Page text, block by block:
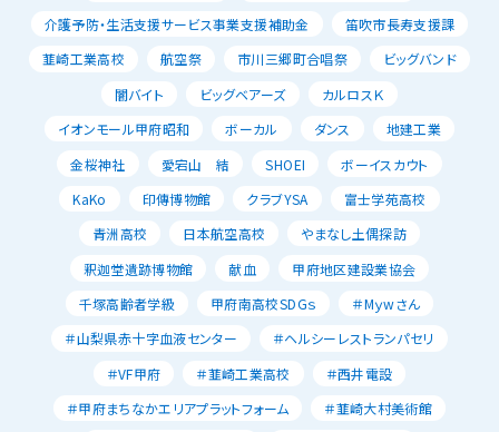
介護予防・生活支援サービス事業支援補助金
笛吹市長寿支援課
韮崎工業高校
航空祭 市川三郷町合唱祭
ビッグバンド
闇バイト
ビッグベアーズ
カルロスＫ
イオンモール甲府昭和
ボーカル ダンス
地建工業
金桜神社
愛宕山 結 SHOEI
ボーイスカウト
KaKo
印傳博物館 クラブYSA
富士学苑高校
青洲高校
日本航空高校
やまなし土偶探訪
釈迦堂遺跡博物館
献血
甲府地区建設業協会
千塚高齢者学級
甲府南高校SDGｓ
＃Mｙwさん
＃山梨県赤十字血液センター
＃ヘルシーレストランパセリ
＃VF甲府
＃韮崎工業高校
＃西井電設
＃甲府まちなかエリアプラットフォーム
＃韮崎大村美術館